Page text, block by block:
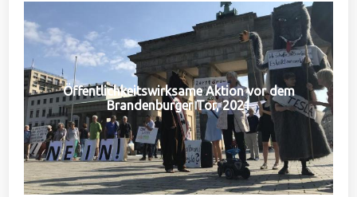
Öffentlichkeitswirksame Aktion vor dem
Brandenburger Tor, 2021